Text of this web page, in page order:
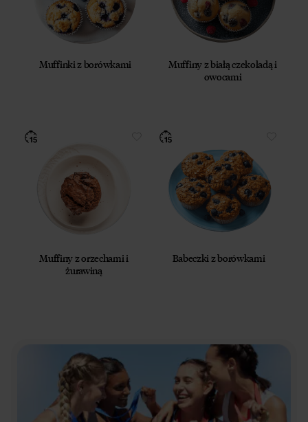
Muffinki z borówkami
Muffiny z białą czekoladą i
owocami
Muffiny z orzechami i
żurawiną
Babeczki z borówkami